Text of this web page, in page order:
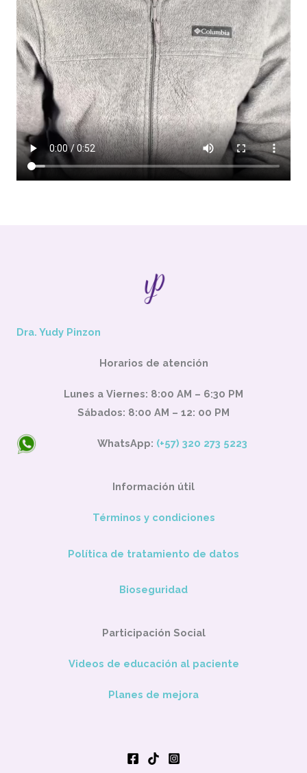
Dra. Yudy Pinzon
Horarios de atención
Lunes a Viernes: 8:00 AM – 6:30 PM
Sábados: 8:00 AM – 12: 00 PM
WhatsApp: (+57) 320 273 5223
Información útil
Términos y condiciones
Política de tratamiento de datos
Bioseguridad
Participación Social
Videos de educación al paciente
Planes de mejora